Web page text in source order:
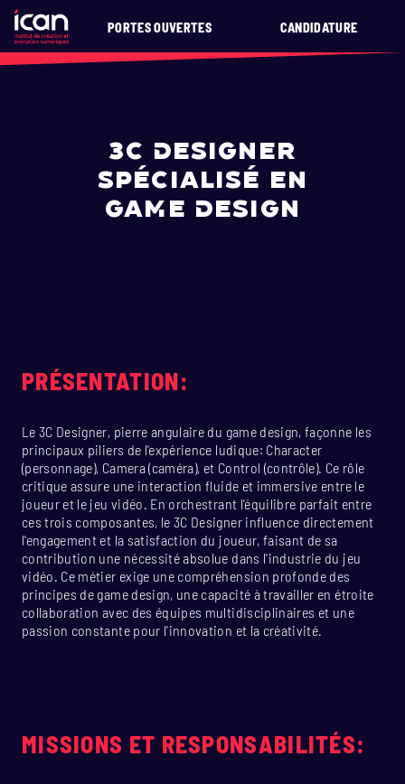
PORTES OUVERTES CANDIDATURE
3C DESIGNER
SPÉCIALISÉ EN
GAME DESIGN
PRÉSENTATION:
Le 3C Designer, pierre angulaire du game design, façonne les
principaux piliers de l'expérience ludique: Character
(personnage), Camera (caméra), et Control (contrôle). Ce rôle
critique assure une interaction fluide et immersive entre le
joueur et le jeu vidéo. En orchestrant l'équilibre parfait entre
ces trois composantes, le 3C Designer influence directement
l'engagement et la satisfaction du joueur, faisant de sa
contribution une nécessité absolue dans l'industrie du jeu
vidéo. Ce métier exige une compréhension profonde des
principes de game design, une capacité à travailler en étroite
collaboration avec des équipes multidisciplinaires et une
passion constante pour l'innovation et la créativité.
MISSIONS ET RESPONSABILITÉS: